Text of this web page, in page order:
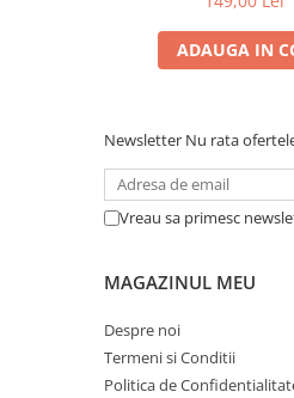
ADAUGA IN
Newsletter Nu rata
Vreau sa primesc
MAGAZINUL MEU
Despre noi
Termeni si Conditii
Politica de